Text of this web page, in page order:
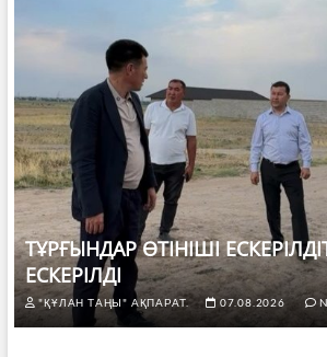
ТҰРҒЫНДАР ӨТІНІШІ
ЕСКЕРІЛДІ
"ҚҰЛАН ТАҢЫ" АҚПАРАТ. 07.08.2026